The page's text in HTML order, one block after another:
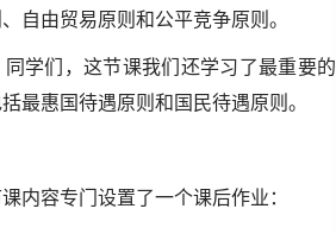
自由贸易原则和公平竞争原则。
学们，这节课我们还学习了最重要的
最惠国待遇原则和国民待遇原则。
内容专门设置了一个课后作业：